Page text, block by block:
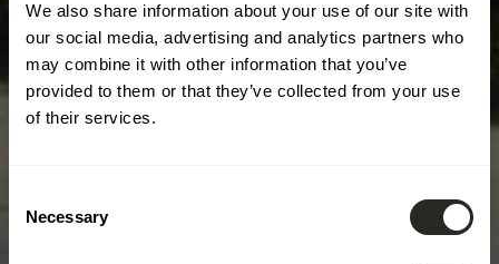
We also share information about your use of our site with
our social media, advertising and analytics partners who
may combine it with other information that you’ve
provided to them or that they’ve collected from your use
of their services.
Selection
Necessary